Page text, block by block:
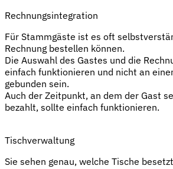
Rechnungsintegration
Für Stammgäste ist es oft
Rechnung bestellen können.
Die Auswahl des Gastes und die
einfach funktionieren und nicht an
gebunden sein.
Auch der Zeitpunkt, an dem der Gast
bezahlt, sollte einfach funktionieren.
Tischverwaltung
Sie sehen genau, welche Tische